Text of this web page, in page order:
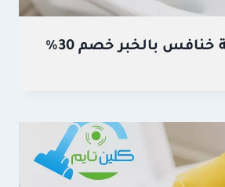
بالخبر خصم 30%